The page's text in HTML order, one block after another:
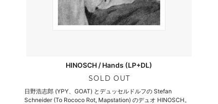
HINOSCH / Hands (LP+DL)
SOLD OUT
日野浩志郎 (YPY、GOAT) とデュッセルドルフの Stefan
Schneider (To Rococo Rot, Mapstation) のデュオ HINOSCH。